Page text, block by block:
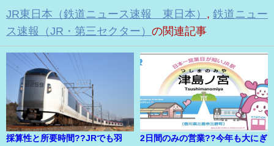
JR東日本（鉄道ニュース速報 東日本） , 鉄道ニュー
ス速報（JR・第三セクター） の関連記事
採算性と所要時間??JRでも羽
2日間のみの営業??今年も大にぎ